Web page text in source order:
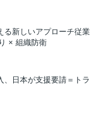
る新しいアプローチ従業
× 組織防衛
、日本が支援要請＝トラ